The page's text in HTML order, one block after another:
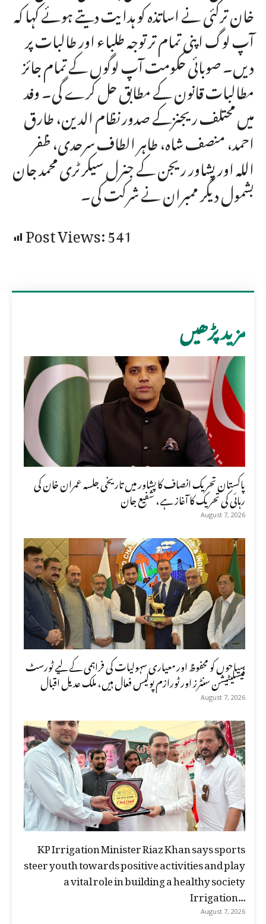
خان ترکئی نے اساتذہ کو ہدایت دیتے ہوئے کہا کہ
آپ لوگ اپنی تمام تر توجہ طلباء اور طالبات پر
دیں۔ صوبائی حکومت آپ لوگوں کے تمام جائز
مطالبات قانون کے مطابق حل کرے گی۔ وفد
میں محتلف ریجنزکے صدور نظام الدین، طارق
احمد، منصف شاہ، طاہر الطاف سرحدی، ظفر
اللہ اور پشاور ریجن کے جنرل سیکرٹری محمد جان
بشمول دیگر ممبران نے شرکت کی۔
Post Views:541
مزید پڑھیں
پاکستان تحریک انصاف کا پشاور میں تاریخی جلسہ عمران خان کی
رہائی کی تحریک کا آغاز ہے، شفیع جان
August 7, 2026
سیاحوں کو محفوظ اور معیاری سہولیات کی فراہمی کے لیے ٹورسٹ
فیسلیٹیشن سنٹرز اور ٹورازم پولیس فعال ہیں، ملک عدیل اقبال
August 7, 2026
KP Irrigation Minister Riaz Khan says sports
steer youth towards positive activities and play
a vital role in building a healthy society
Irrigation...
August 7, 2026